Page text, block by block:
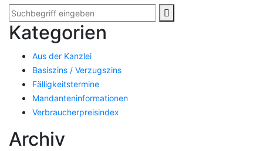
Kategorien
Aus der Kanzlei
Basiszins / Verzugszins
Fälligkeitstermine
Mandanteninformationen
Verbraucherpreisindex
Archiv